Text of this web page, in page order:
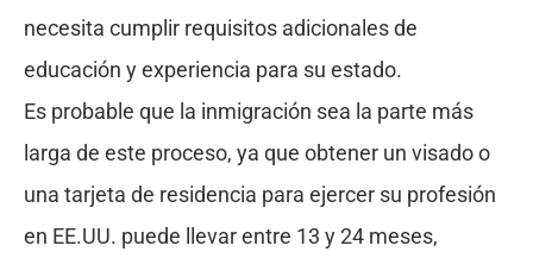
necesita cumplir requisitos adicionales de
educación y experiencia para su estado.
Es probable que la inmigración sea la parte más
larga de este proceso, ya que obtener un visado o
una tarjeta de residencia para ejercer su profesión
en EE.UU. puede llevar entre 13 y 24 meses,